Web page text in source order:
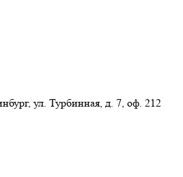
ул. Турбинная, д. 7, оф. 212